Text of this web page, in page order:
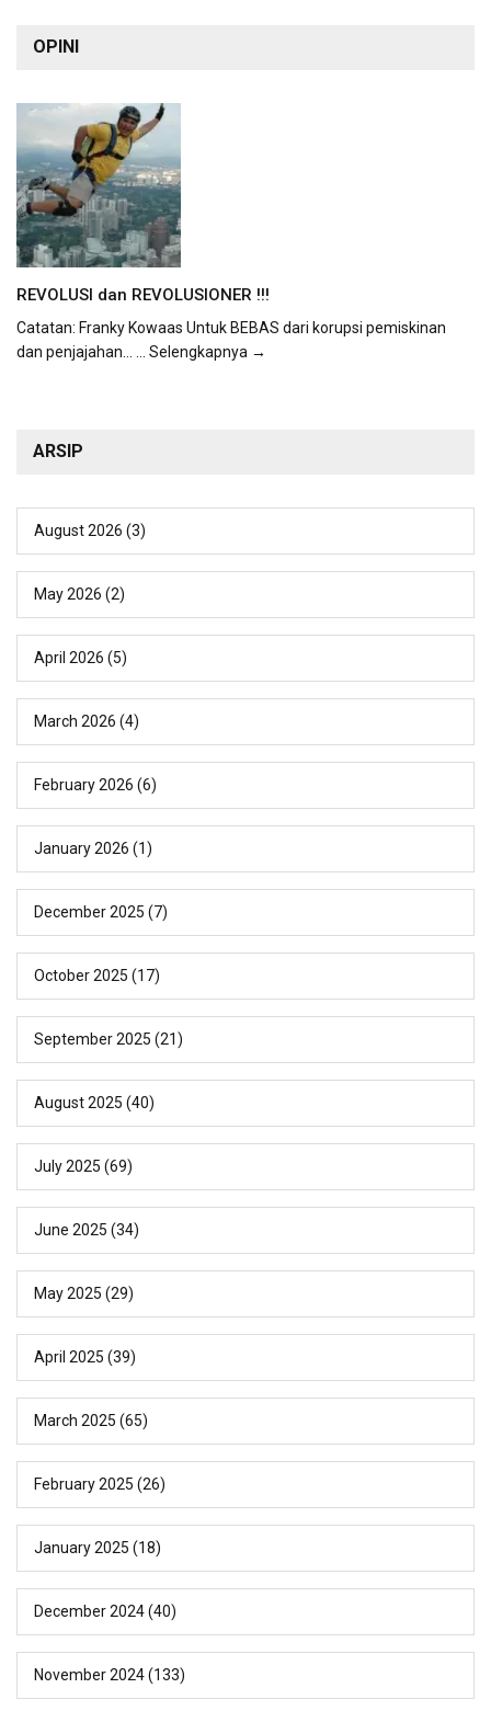
OPINI
REVOLUSI dan REVOLUSIONER !!!
Catatan: Franky Kowaas Untuk BEBAS dari korupsi pemiskinan
dan penjajahan...
... Selengkapnya →
ARSIP
August 2026 (3)
May 2026 (2)
April 2026 (5)
March 2026 (4)
February 2026 (6)
January 2026 (1)
December 2025 (7)
October 2025 (17)
September 2025 (21)
August 2025 (40)
July 2025 (69)
June 2025 (34)
May 2025 (29)
April 2025 (39)
March 2025 (65)
February 2025 (26)
January 2025 (18)
December 2024(40)
November 2024(133)